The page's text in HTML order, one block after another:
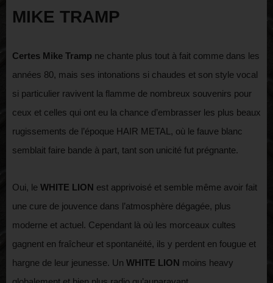
MIKE TRAMP
Certes Mike Tramp ne chante plus tout à fait comme dans les
années 80, mais ses intonations si chaudes et son style vocal
si particulier ravivent la flamme de nombreux souvenirs pour
ceux et celles qui ont eu la chance d’embrasser les plus beaux
rugissements de l’époque HAIR METAL, où le fauve blanc
semblait faire bande à part, tant son unicité fut prégnante.
Oui, le WHITE LION est apprivoisé et semble même avoir fait
une cure de jouvence dans l’atmosphère dégagée, plus
moderne et actuel. Cependant là où les morceaux cultes
gagnent en fraîcheur et spontanéité, ils y perdent en fougue et
hargne de leur jeunesse. Un WHITE LION moins heavy